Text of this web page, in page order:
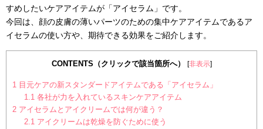
すめしたいケアアイテムが「アイセラム」です。
今回は、顔の皮膚の薄いパーツのための集中ケアアイテムであるア
イセラムの使い方や、期待できる効果をご紹介します。
CONTENTS（クリックで該当箇所へ） [非表示]
1 目元ケアの新スタンダードアイテムである「アイセラム」
1.1各社が力を入れているスキンケアアイテム
2 アイセラムとアイクリームでは何が違う？
2.1アイクリームは乾燥を防ぐために使う